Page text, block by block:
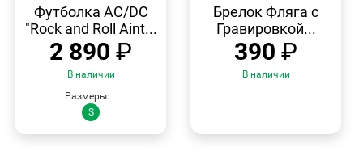
ПРОСМОТР
Футболка AC/DC
"Rock and Roll Aint...
2 890 ₽
В наличии
Размеры:
S
ПРОСМОТР
Брелок Фляга с
Гравировкой...
390 ₽
В наличии